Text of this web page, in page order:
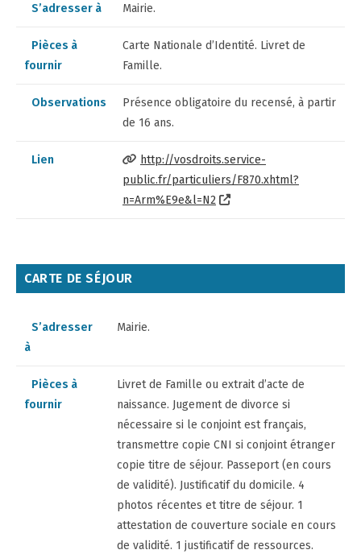
S’adresser à Mairie.
Pièces à
fournir
Carte Nationale d’Identité. Livret de
Famille.
Observations
Présence obligatoire du recensé, à partir
de 16 ans.
Lien
http://vosdroits.service-
public.fr/particuliers/F870.xhtml?
n=Arm%E9e&l=N2
CARTE DE SÉJOUR
S’adresser
à
Mairie.
Pièces à
fournir
Livret de Famille ou extrait d’acte de
naissance. Jugement de divorce si
nécessaire si le conjoint est français,
transmettre copie CNI si conjoint étranger
copie titre de séjour. Passeport (en cours
de validité). Justificatif du domicile. 4
photos récentes et titre de séjour. 1
attestation de couverture sociale en cours
de validité. 1 justificatif de ressources.